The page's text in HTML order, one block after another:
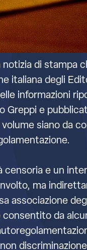
notizia di stampa
italiana degli
informazioni
Greppi e
siano da
censoria e un
ma
associazione
da